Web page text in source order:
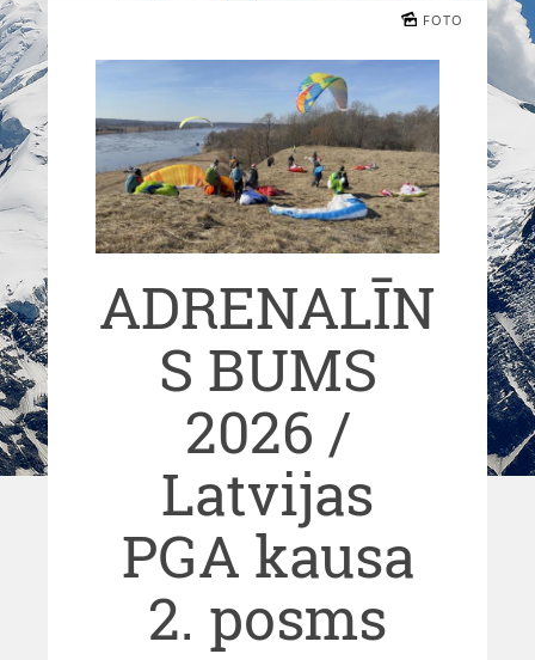
FOTO
ADRENALĪN
S BUMS
2026 /
Latvijas
PGA kausa
2. posms